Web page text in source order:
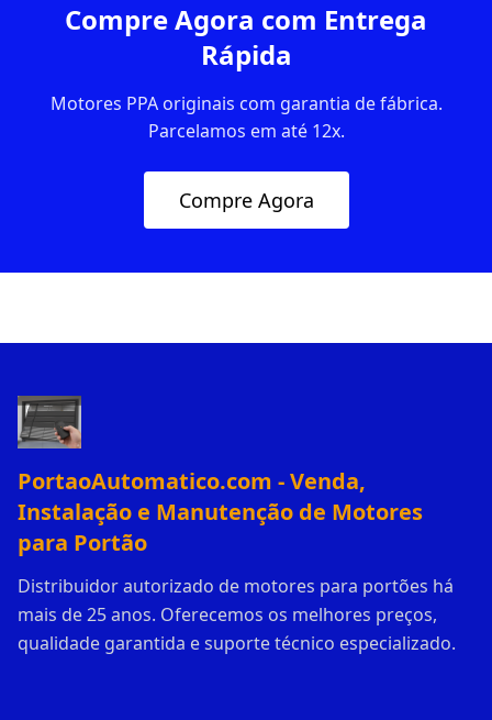
Compre Agora com Entrega
Rápida
Motores PPA originais com garantia de fábrica.
Parcelamos em até 12x.
Compre Agora
PortaoAutomatico.com - Venda,
Instalação e Manutenção de Motores
para Portão
Distribuidor autorizado de motores para portões há
mais de 25 anos. Oferecemos os melhores preços,
qualidade garantida e suporte técnico especializado.